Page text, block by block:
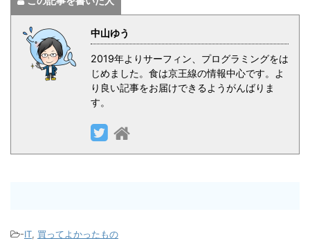
中山ゆう
2019年よりサーフィン、プログラミングをは
じめました。食は京王線の情報中心です。よ
り良い記事をお届けできるようがんばりま
す。
-IT, 買ってよかったもの